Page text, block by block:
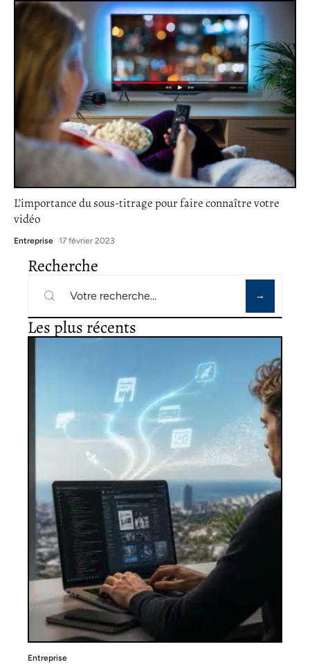
L’importance du sous-titrage pour faire connaître votre
vidéo
Entreprise 17 février 2023
Recherche
Les plus récents
Entreprise